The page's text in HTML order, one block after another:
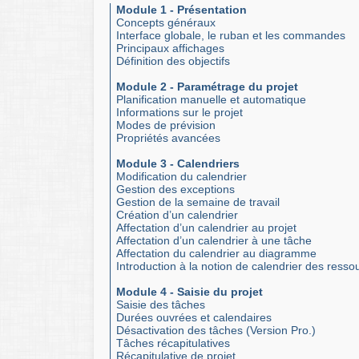
Module 1 - Présentation
Concepts généraux
Interface globale, le ruban et les commandes
Principaux affichages
Définition des objectifs
Module 2 - Paramétrage du projet
Planification manuelle et automatique
Informations sur le projet
Modes de prévision
Propriétés avancées
Module 3 - Calendriers
Modification du calendrier
Gestion des exceptions
Gestion de la semaine de travail
Création d’un calendrier
Affectation d’un calendrier au projet
Affectation d’un calendrier à une tâche
Affectation du calendrier au diagramme
Introduction à la notion de calendrier des
Module 4 - Saisie du projet
Saisie des tâches
Durées ouvrées et calendaires
Désactivation des tâches (Version Pro.)
Tâches récapitulatives
Récapitulative de projet